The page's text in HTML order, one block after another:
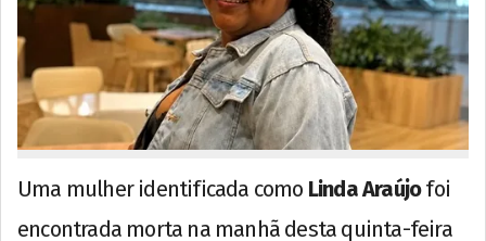
Uma mulher identificada como Linda Araújofoi
encontrada morta na manhã desta quinta-feira